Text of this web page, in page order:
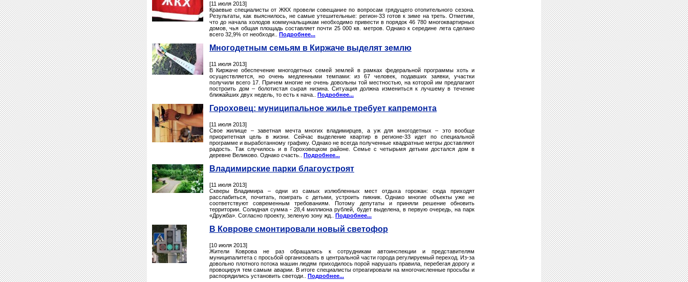
[11 июля 2013]
Краевые специалисты от ЖКХ провели совещание по вопросам грядущего отопительного сезона.
Результаты, как выяснилось, не самые утешительные: регион-33 готов к зиме на треть. Отметим,
что до начала холодов коммунальщикам необходимо привести в порядок 46 780 многоквартирных
домов, чья общая площадь составляет почти 25 000 кв. метров. Однако к середине лета сделано
всего 32,9% от необходи.. Подробнее...
Многодетным семьям в Киржаче выделят землю
[11 июля 2013]
В Киржаче обеспечение многодетных семей землей в рамках федеральной программы хоть и
осуществляется, но очень медленными темпами: из 67 человек, подавших заявки, участки
получили всего 17. Причем многие не очень довольны той местностью, на которой им предлагают
построить дом – болотистая сырая низина. Ситуация должна измениться к лучшему в течение
ближайших двух недель, то есть к нача.. Подробнее...
Гороховец: муниципальное жилье требует капремонта
[11 июля 2013]
Свое жилище – заветная мечта многих владимирцев, а уж для многодетных – это вообще
приоритетная цель в жизни. Сейчас выделение квартир в регионе-33 идет по специальной
программе и выработанному графику. Однако не всегда полученные квадратные метры доставляют
радость. Так случилось и в Гороховецком районе. Семье с четырьмя детьми достался дом в
деревне Великово. Однако счасть.. Подробнее...
Владимирские парки благоустроят
[11 июля 2013]
Скверы Владимира – одни из самых излюбленных мест отдыха горожан: сюда приходят
расслабиться, почитать, поиграть с детьми, устроить пикник. Однако многие объекты уже не
соответствуют современным требованиям. Потому депутаты и приняли решение обновить
территории. Солидная сумма - 28,4 миллиона рублей, будет выделена, в первую очередь, на парк
«Дружба». Согласно проекту, зеленую зону жд.. Подробнее...
В Коврове смонтировали новый светофор
[10 июля 2013]
Жители Коврова не раз обращались к сотрудникам автоинспекции и представителям
муниципалитета с просьбой организовать в центральной части города регулируемый переход. Из-за
довольно плотного потока машин людям приходилось порой нарушать правила, перебегая дорогу и
провоцируя тем самым аварии. В итоге специалисты отреагировали на многочисленные просьбы и
распорядились установить светоди.. Подробнее...